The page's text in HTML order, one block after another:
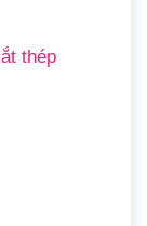
thép